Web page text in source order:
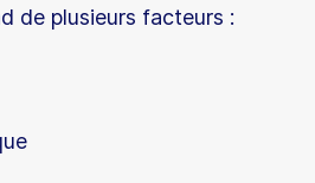
de plusieurs facteurs :